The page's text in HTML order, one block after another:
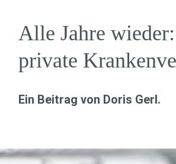
Alle Jahre
private
Ein Beitrag von Doris Gerl.